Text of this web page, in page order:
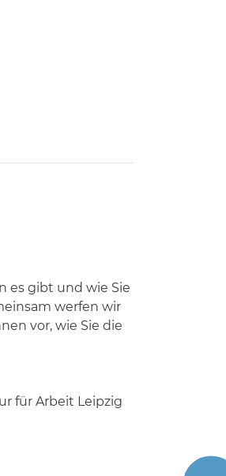
es gibt und wie Sie
werfen wir
vor, wie Sie die
für Arbeit Leipzig